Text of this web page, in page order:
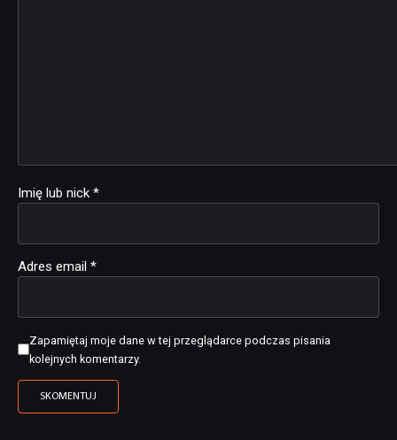
Imię lub nick *
Adres email *
Zapamiętaj moje dane w tej przeglądarce podczas pisania
kolejnych komentarzy.